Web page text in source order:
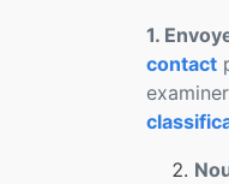
1.
contact